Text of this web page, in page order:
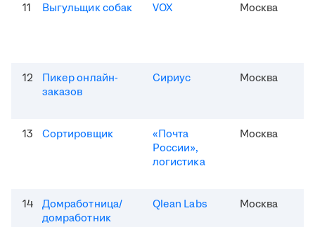
11 Выгульщик собак VOX Москва
12
Пикер онлайн-
заказов
Сириус Москва
13 Сортировщик
«Почта
России»,
логистика
Москва
14
Домработница/
домработник
Qlean Labs Москва